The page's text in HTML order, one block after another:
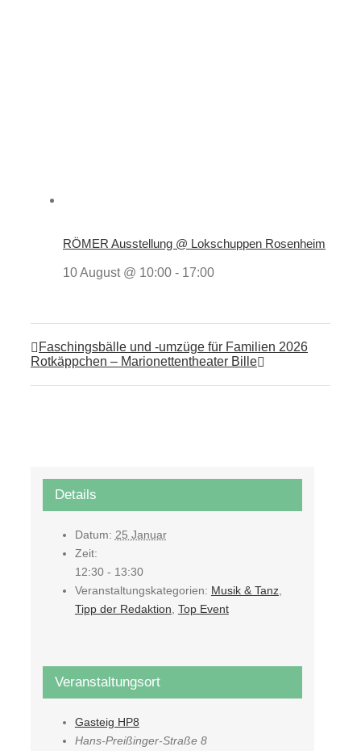
RÖMER Ausstellung @ Lokschuppen Rosenheim
10 August @ 10:00 - 17:00
Faschingsbälle und -umzüge für Familien 2026
Rotkäppchen – Marionettentheater Bille
Details
Datum: 25 Januar
Zeit:
12:30 - 13:30
Veranstaltungskategorien: Musik & Tanz,
Tipp der Redaktion Top Event
Veranstaltungsort
Gasteig HP8
Hans-Preißinger-Straße 8